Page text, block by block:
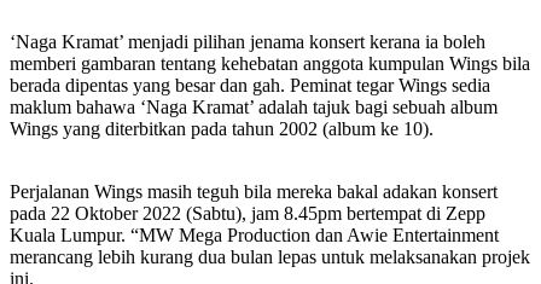
‘Naga Kramat’ menjadi pilihan jenama konsert kerana ia boleh
memberi gambaran tentang kehebatan anggota kumpulan Wings bila
berada dipentas yang besar dan gah. Peminat tegar Wings sedia
maklum bahawa ‘Naga Kramat’ adalah tajuk bagi sebuah album
Wings yang diterbitkan pada tahun 2002 (album ke 10).
Perjalanan Wings masih teguh bila mereka bakal adakan konsert
pada 22 Oktober 2022 (Sabtu), jam 8.45pm bertempat di Zepp
Kuala Lumpur. “MW Mega Production dan Awie Entertainment
merancang lebih kurang dua bulan lepas untuk melaksanakan projek
ini.